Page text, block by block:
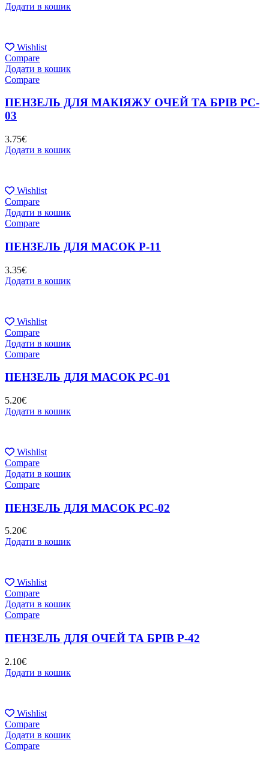
Додати в кошик
Wishlist
Compare
Додати в кошик
Compare
ПЕНЗЕЛЬ ДЛЯ МАКІЯЖУ ОЧЕЙ ТА БРІВ PC-
03
3.75€
Додати в кошик
Wishlist
Compare
Додати в кошик
Compare
ПЕНЗЕЛЬ ДЛЯ МАСОК P-11
3.35€
Додати в кошик
Wishlist
Compare
Додати в кошик
Compare
ПЕНЗЕЛЬ ДЛЯ МАСОК PC-01
5.20€
Додати в кошик
Wishlist
Compare
Додати в кошик
Compare
ПЕНЗЕЛЬ ДЛЯ МАСОК PC-02
5.20€
Додати в кошик
Wishlist
Compare
Додати в кошик
Compare
ПЕНЗЕЛЬ ДЛЯ ОЧЕЙ ТА БРІВ P-42
2.10€
Додати в кошик
Wishlist
Compare
Додати в кошик
Compare